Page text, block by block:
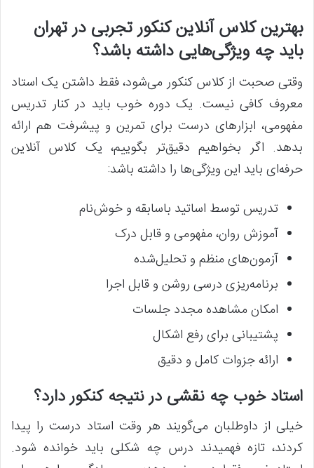
بهترین کلاس آنلاین کنکور تجربی در تهران
باید چه ویژگی‌هایی داشته باشد؟
وقتی صحبت از کلاس کنکور می‌شود، فقط داشتن یک استاد
معروف کافی نیست. یک دوره خوب باید در کنار تدریس
مفهومی، ابزارهای درست برای تمرین و پیشرفت هم ارائه
بدهد. اگر بخواهیم دقیق‌تر بگوییم، یک کلاس آنلاین
حرفه‌ای باید این ویژگی‌ها را داشته باشد:
تدریس توسط اساتید باسابقه و خوش‌نام
آموزش روان، مفهومی و قابل درک
آزمون‌های منظم و تحلیل‌شده
برنامه‌ریزی درسی روشن و قابل اجرا
امکان مشاهده مجدد جلسات
پشتیبانی برای رفع اشکال
ارائه جزوات کامل و دقیق
استاد خوب چه نقشی در نتیجه کنکور دارد؟
خیلی از داوطلبان می‌گویند هر وقت استاد درست را پیدا
کردند، تازه فهمیدند درس چه شکلی باید خوانده شود.